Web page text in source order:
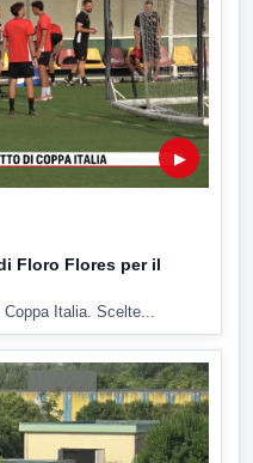
▶
Floro Flores per il
Coppa Italia. Scelte...